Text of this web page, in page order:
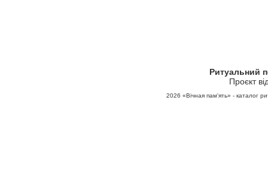
Ритуальний
Проєкт
2026 «Вічная пам'ять» - каталог